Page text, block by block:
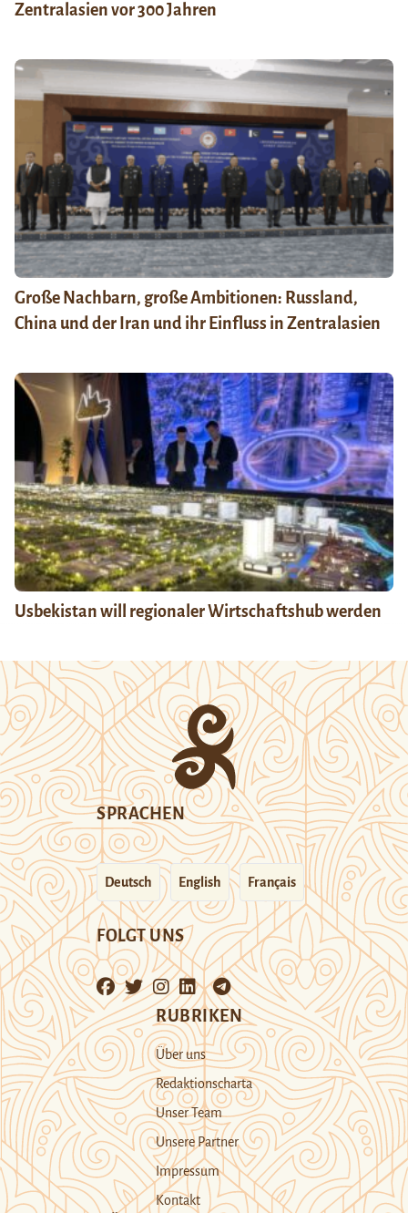
Zentralasien vor 300 Jahren
Große Nachbarn, große Ambitionen: Russland,
China und der Iran und ihr Einfluss in Zentralasien
Usbekistan will regionaler Wirtschaftshub werden
SPRACHEN
Deutsch English Français
FOLGT UNS
RUBRIKEN
Über uns
Redaktionscharta
Unser Team
Unsere Partner
Impressum
Kontakt